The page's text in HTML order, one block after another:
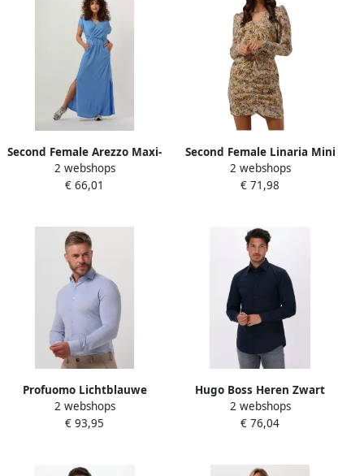
Second Female Arezzo Maxi-
jurk Second Dames Blue
Dames
2 webshops
€ 66,01
Second Female Linaria Mini
Jurk Bruin Second Dames
Multicolor Dames
2 webshops
€ 71,98
Profuomo Lichtblauwe
Overhemdjurk van Katoen
met Slim Fit Blue Heren
2 webshops
€ 93,95
Hugo Boss Heren Zwart
Overhemdjurk Slim Fit
Donkerblauw Blue Heren
2 webshops
€ 76,04